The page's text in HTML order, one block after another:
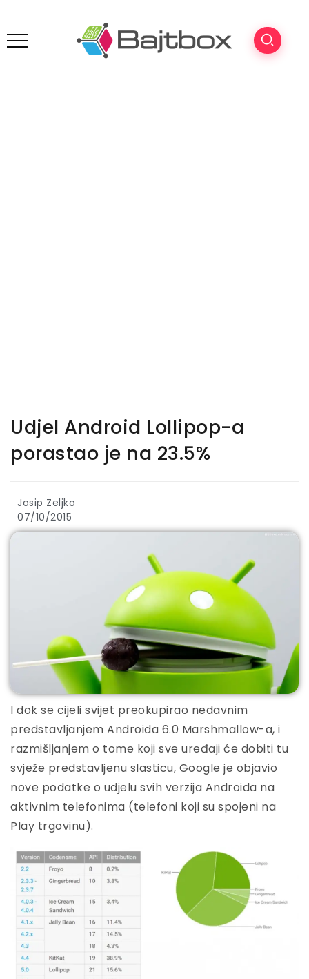
Udjel Android Lollipop-a
porastao je na 23.5%
Josip Zeljko
07/10/2015
I dok se cijeli svijet preokupirao nedavnim
predstavljanjem Androida 6.0 Marshmallow-a, i
razmišljanjem o tome koji sve uređaji će dobiti tu
svježe predstavljenu slasticu, Google je objavio
nove podatke o udjelu svih verzija Androida na
aktivnim telefonima (telefoni koji su spojeni na
Play trgovinu).